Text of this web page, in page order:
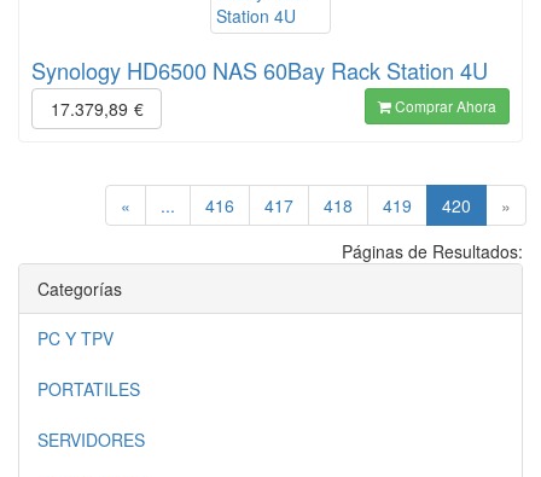
Synology HD6500 NAS 60Bay Rack Station 4U
17.379,89 € Comprar Ahora
« ... 416 417 418 419 420 (current)
»
Páginas de Resultados:
Categorías
PC Y TPV
PORTATILES
SERVIDORES